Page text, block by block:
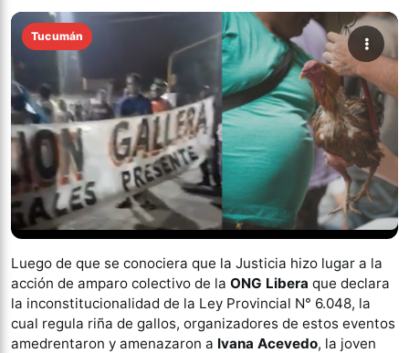
Tucumán
Luego de que se conociera que la Justicia hizo lugar a la
acción de amparo colectivo de la ONG Libera que declara
la inconstitucionalidad de la Ley Provincial N° 6.048, la
cual regula riña de gallos, organizadores de estos eventos
amedrentaron y amenazaron a Ivana Acevedo, la joven